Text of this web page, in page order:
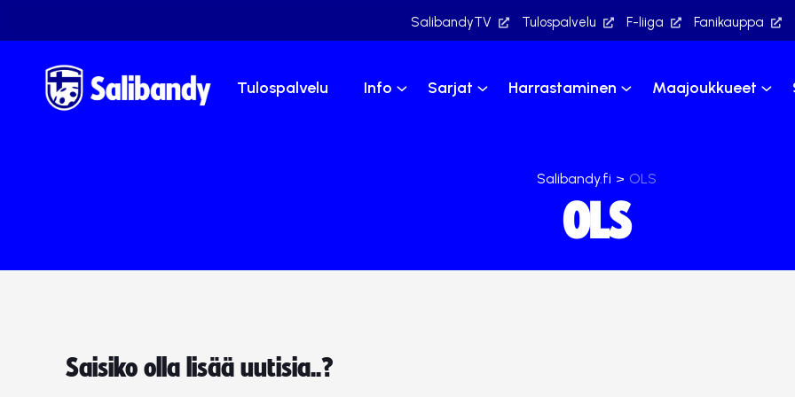
SalibandyTV Tulospalvelu F-liiga Fanikauppa
Tulospalvelu Info Sarjat Harrastaminen Maajoukkueet
Salibandy.fi > OLS
OLS
Saisiko olla lisää uutisia..?